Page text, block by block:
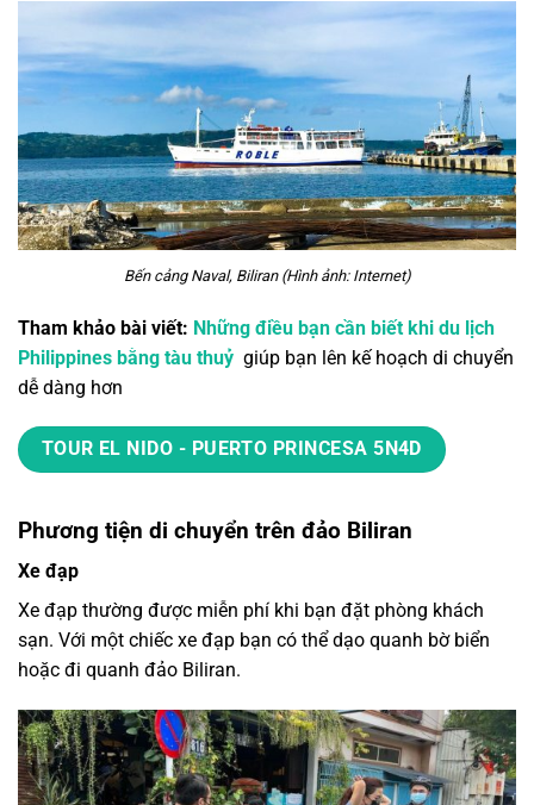
Bến cảng Naval, Biliran (Hình ảnh: Internet)
Tham khảo bài viết: Những điều bạn cần biết khi du lịch
Philippines bằng tàu thuỷ giúp bạn lên kế hoạch di chuyển
dễ dàng hơn
TOUR EL NIDO - PUERTO PRINCESA 5N4D
Phương tiện di chuyển trên đảo Biliran
Xe đạp
Xe đạp thường được miễn phí khi bạn đặt phòng khách
sạn. Với một chiếc xe đạp bạn có thể dạo quanh bờ biển
hoặc đi quanh đảo Biliran.